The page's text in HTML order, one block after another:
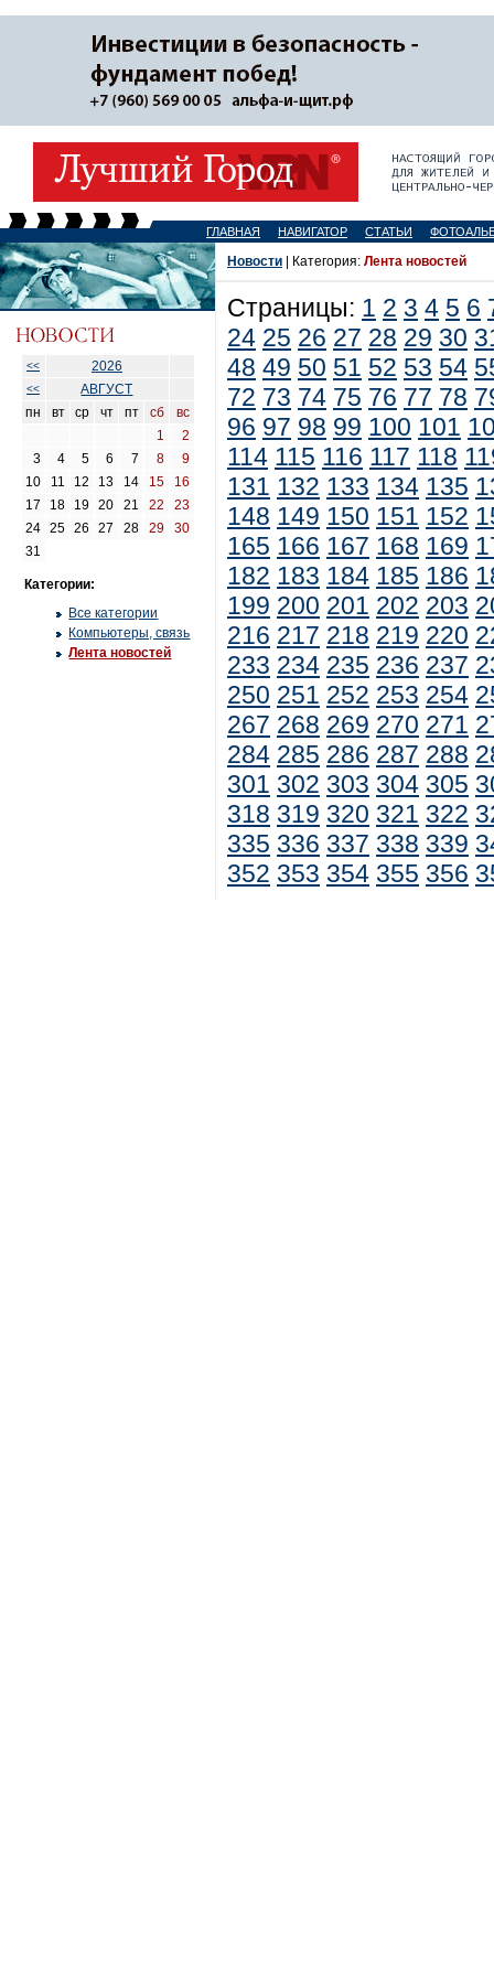
ГЛАВНАЯ НАВИГАТОР СТАТЬИ
<< 2026
<<
АВГУСТ
пн
вт ср чт пт сб
вс
1
2
3
4 5 6 7 8
9
10
11 12 13 14 15
16
17
18 19 20 21 22
23
24
25 26 27 28 29
30
31
Категории:
Все категории
Компьютеры, связь
Лента новостей
Новости | Категория: Лента новостей
Страницы: 1 2 3 4 5 6
24 25 26 27 28 29 30
48 49 50 51 52 53 54
72 73 74 75 76 77 78
96 97 98 99 100 101
114 115 116 117 118
131 132 133 134 135
148 149 150 151 152
165 166 167 168 169
182 183 184 185 186
199 200 201 202 203
216 217 218 219 220
233 234 235 236 237
250 251 252 253 254
267 268 269 270 271
284 285 286 287 288
301 302 303 304 305
318 319 320 321 322
335 336 337 338 339
352 353 354 355 356